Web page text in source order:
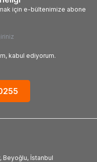
için e-bültenimize abone
kabul ediyorum.
Beyoğlu, İstanbul